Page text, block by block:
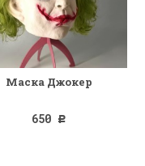
Маска Джокер
650 Р